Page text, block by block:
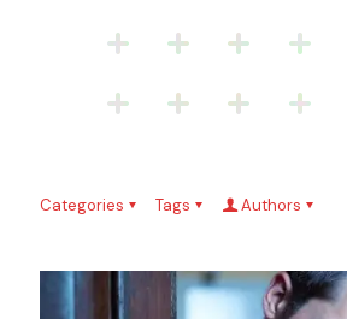
Categories Tags Authors